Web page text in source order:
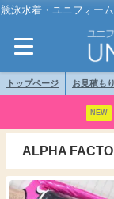
競泳水着・ユニフォー
トップページ お見積も
NEW
ALPHA